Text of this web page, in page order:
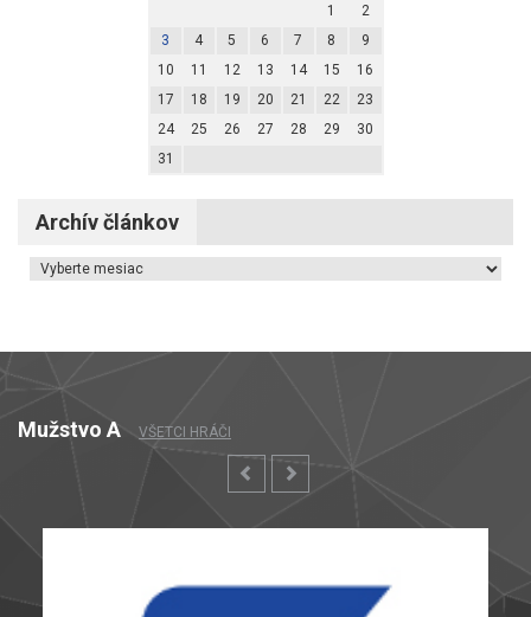
1
2
3
4 5 6 7 8
9
10
11 12 13 14 15
16
17
18 19 20 21 22
23
24
25 26 27 28 29
30
31
Archív článkov
Archív článkov
Mužstvo A VŠETCI HRÁČI